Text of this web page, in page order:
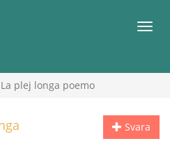
Meny
La plej longa poemo
Svara